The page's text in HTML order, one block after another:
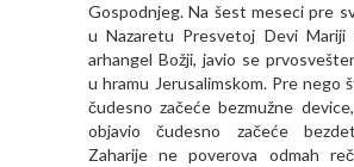
Gospodnjeg. Na šest meseci pre
u Nazaretu Presvetoj Devi Mariji
arhangel Božji, javio se
u hramu Jerusalimskom. Pre nego
čudesno začeće bezmužne
objavio čudesno začeće
Zaharije ne poverova odmah